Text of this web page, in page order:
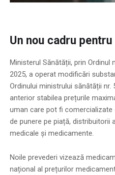
Un nou cadru
Ministerul Sănătății, prin Ordinul
2025, a operat modificări
Ordinului ministrului sănătății
anterior stabilea prețurile
uman care pot fi
de punere pe piață, distribuitorii
medicale și medicamente.
Noile prevederi vizează
național al prețurilor